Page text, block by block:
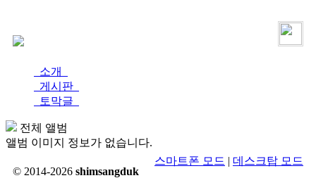
소개
게시판
토막글
전체 앨범
앨범 이미지 정보가 없습니다.
© 2014-2026 shimsangduk
스마트폰 모드 | 데스크탑 모드